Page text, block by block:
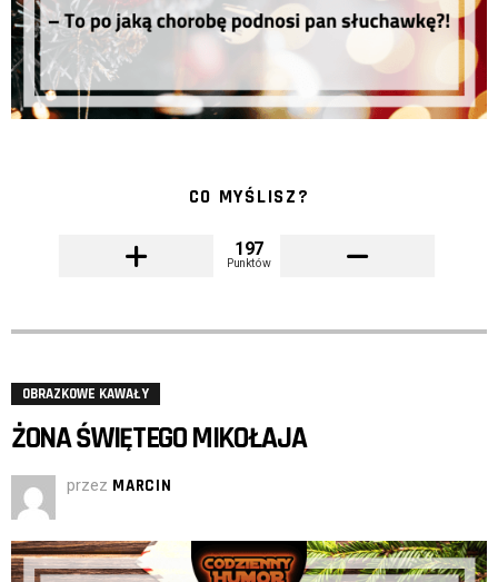
CO MYŚLISZ?
197
Punktów
OBRAZKOWE KAWAŁY
ŻONA ŚWIĘTEGO MIKOŁAJA
przez MARCIN